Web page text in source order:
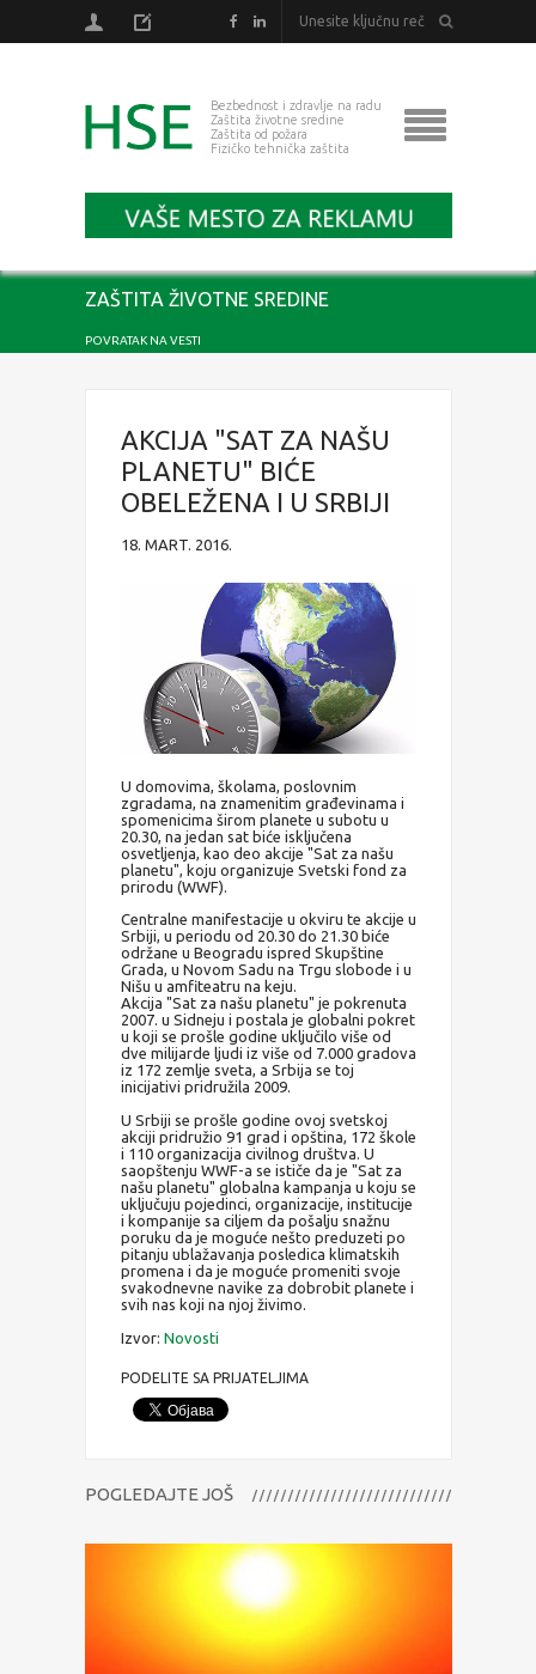
Bezbednost i zdravlje na radu
Zaštita životne sredine
Zaštita od požara
Fizičko tehnička zaštita
ZAŠTITA ŽIVOTNE SREDINE
POVRATAK NA VESTI
AKCIJA "SAT ZA NAŠU
PLANETU" BIĆE
OBELEŽENA I U SRBIJI
18. MART. 2016.
U domovima, školama, poslovnim
zgradama, na znamenitim građevinama i
spomenicima širom planete u subotu u
20.30, na jedan sat biće isključena
osvetljenja, kao deo akcije "Sat za našu
planetu", koju organizuje Svetski fond za
prirodu (WWF).
Centralne manifestacije u okviru te akcije u
Srbiji, u periodu od 20.30 do 21.30 biće
održane u Beogradu ispred Skupštine
Grada, u Novom Sadu na Trgu slobode i u
Nišu u amfiteatru na keju.
Akcija "Sat za našu planetu" je pokrenuta
2007. u Sidneju i postala je globalni pokret
u koji se prošle godine uključilo više od
dve milijarde ljudi iz više od 7.000 gradova
iz 172 zemlje sveta, a Srbija se toj
inicijativi pridružila 2009.
U Srbiji se prošle godine ovoj svetskoj
akciji pridružio 91 grad i opština, 172 škole
i 110 organizacija civilnog društva. U
saopštenju WWF-a se ističe da je "Sat za
našu planetu" globalna kampanja u koju se
uključuju pojedinci, organizacije, institucije
i kompanije sa ciljem da pošalju snažnu
poruku da je moguće nešto preduzeti po
pitanju ublažavanja posledica klimatskih
promena i da je moguće promeniti svoje
svakodnevne navike za dobrobit planete i
svih nas koji na njoj živimo.
Izvor: Novosti
PODELITE SA PRIJATELJIMA
POGLEDAJTE JOŠ